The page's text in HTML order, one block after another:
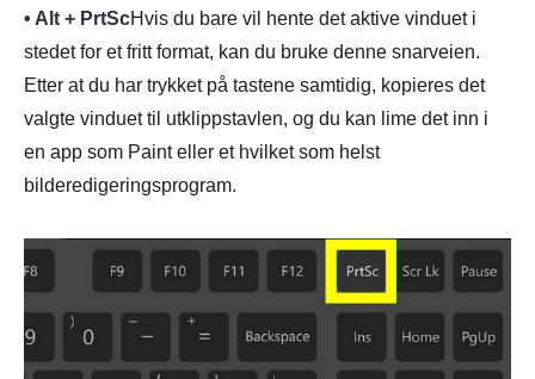
• Alt + PrtScHvis du bare vil hente det aktive vinduet i
stedet for et fritt format, kan du bruke denne snarveien.
Etter at du har trykket på tastene samtidig, kopieres det
valgte vinduet til utklippstavlen, og du kan lime det inn i
en app som Paint eller et hvilket som helst
bilderedigeringsprogram.